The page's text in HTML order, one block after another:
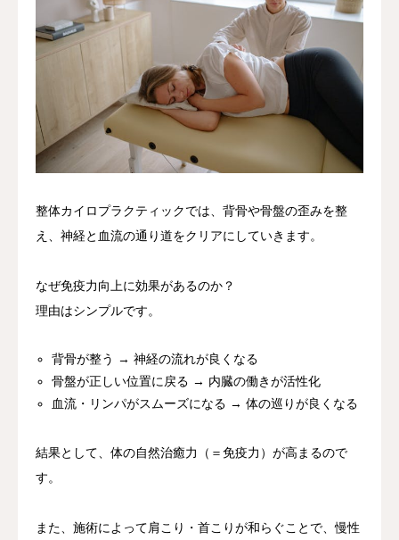
整体カイロプラクティックでは、背骨や骨盤の歪みを整
え、神経と血流の通り道をクリアにしていきます。
なぜ免疫力向上に効果があるのか？
理由はシンプルです。
背骨が整う → 神経の流れが良くなる
骨盤が正しい位置に戻る → 内臓の働きが活性化
血流・リンパがスムーズになる → 体の巡りが良くなる
結果として、体の自然治癒力（＝免疫力）が高まるので
す。
また、施術によって肩こり・首こりが和らぐことで、慢性